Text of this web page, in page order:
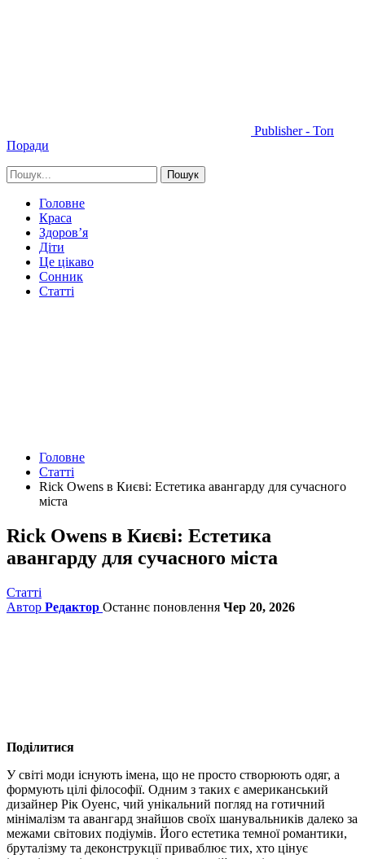
Publisher - Топ
Поради
Головне
Краса
Здоров’я
Діти
Це цікаво
Сонник
Статті
Головне
Статті
Rick Owens в Києві: Естетика авангарду для сучасного
міста
Rick Owens в Києві: Естетика
авангарду для сучасного міста
Статті
Автор Редактор Останнє поновлення Чер 20, 2026
Поділитися
У світі моди існують імена, що не просто створюють одяг, а
формують цілі філософії. Одним з таких є американський
дизайнер Рік Оуенс, чий унікальний погляд на готичний
мінімалізм та авангард знайшов своїх шанувальників далеко за
межами світових подіумів. Його естетика темної романтики,
бруталізму та деконструкції приваблює тих, хто цінує